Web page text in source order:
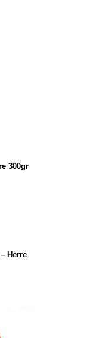
300gr
Herre